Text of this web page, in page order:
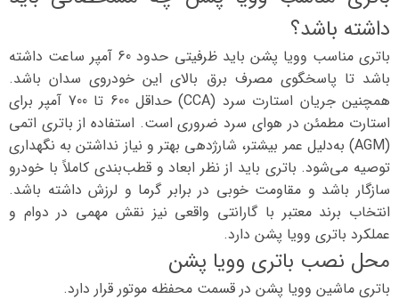
داشته باشد؟
باتری مناسب وویا پشن باید ظرفیتی حدود 60 آمپر ساعت داشته
باشد تا پاسخگوی مصرف برق بالای این خودروی سدان باشد.
همچنین جریان استارت سرد (CCA) حداقل 600 تا 700 آمپر برای
استارت مطمئن در هوای سرد ضروری است. استفاده از باتری اتمی
(AGM) به‌دلیل عمر بیشتر، شارژدهی بهتر و نیاز نداشتن به نگهداری
توصیه می‌شود. باتری باید از نظر ابعاد و قطب‌بندی کاملاً با خودرو
سازگار باشد و مقاومت خوبی در برابر گرما و لرزش داشته باشد.
انتخاب برند معتبر با گارانتی واقعی نیز نقش مهمی در دوام و
عملکرد باتری وویا پشن دارد.
محل نصب باتری وویا پشن
باتری ماشین وویا پشن در قسمت محفظه موتور قرار دارد.